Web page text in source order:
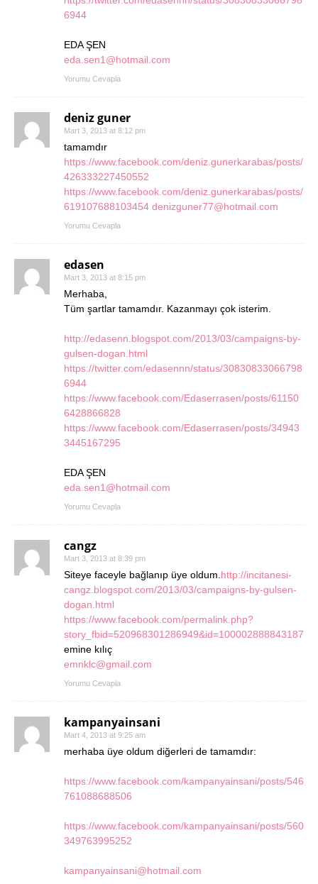
6944
EDA ŞEN
eda.sen1@hotmail.com
Yorumu Cevapla
deniz guner
Mart 3, 2013 at 8:12 pm
tamamdır
https://www.facebook.com/deniz.gunerkarabas/posts/
426333227450552
https://www.facebook.com/deniz.gunerkarabas/posts/
619107688103454 denizguner77@hotmail.com
Yorumu Cevapla
edasen
Mart 3, 2013 at 8:15 pm
Merhaba,
Tüm şartlar tamamdır. Kazanmayı çok isterim.
http://edasenn.blogspot.com/2013/03/campaigns-by-
gulsen-dogan.html
https://twitter.com/edasennn/status/30830833066798
6944
https://www.facebook.com/Edaserrasen/posts/61150
6428866828
https://www.facebook.com/Edaserrasen/posts/34943
3445167295
EDA ŞEN
eda.sen1@hotmail.com
Yorumu Cevapla
cangz
Mart 3, 2013 at 8:39 pm
Siteye faceyle bağlanıp üye oldum. http://incitanesi-
cangz.blogspot.com/2013/03/campaigns-by-gulsen-
dogan.html
https://www.facebook.com/permalink.php?
story_fbid=520968301286949&id=100002888843187
emine kılıç
emnklc@gmail.com
Yorumu Cevapla
kampanyainsani
Mart 4, 2013 at 9:25 am
merhaba üye oldum diğerleri de tamamdır:
https://www.facebook.com/kampanyainsani/posts/546
761088688506
https://www.facebook.com/kampanyainsani/posts/560
349763995252
kampanyainsani@hotmail.com